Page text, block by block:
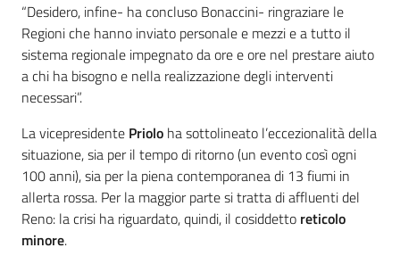
“Desidero, infine- ha concluso Bonaccini- ringraziare le
Regioni che hanno inviato personale e mezzi e a tutto il
sistema regionale impegnato da ore e ore nel prestare aiuto
a chi ha bisogno e nella realizzazione degli interventi
necessari”.
La vicepresidente Priolo ha sottolineato l’eccezionalità della
situazione, sia per il tempo di ritorno (un evento così ogni
100 anni), sia per la piena contemporanea di 13 fiumi in
allerta rossa. Per la maggior parte si tratta di affluenti del
Reno: la crisi ha riguardato, quindi, il cosiddetto reticolo
minore.